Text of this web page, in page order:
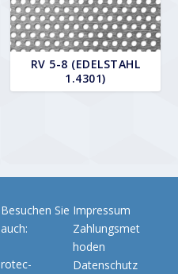
RV 5-8 (EDELSTAHL
1.4301)
Besuchen Sie
auch:
rotec-
Impressum
Zahlungsmet
hoden
Datenschutz